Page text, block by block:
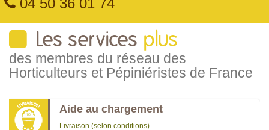
04 50 36 01 74
Les services plus
des membres du réseau des
Horticulteurs et Pépiniéristes de France
Aide au chargement
Livraison (selon conditions)